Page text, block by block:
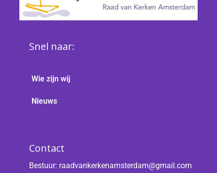
Snel naar:
Wie zijn wij
Nieuws
Contact
Bestuur: raadvankerkenamsterdam@gmail.com